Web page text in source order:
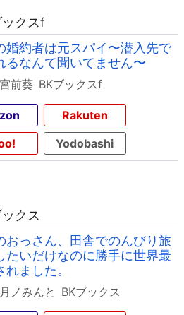
クスf
婚約者は元スパイ〜潜入先で
るなんて聞いてません〜
宮前葵 BKブックスf
Rakuten
Yodobashi
クス
おっさん、田舎でのんびり旅
たいだけなのに勝手に世界最
ました。
月ノみんと BKブックス